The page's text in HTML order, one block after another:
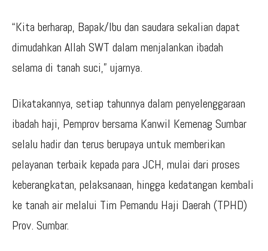
“Kita berharap, Bapak/Ibu dan saudara sekalian dapat
dimudahkan Allah SWT dalam menjalankan ibadah
selama di tanah suci,” ujarnya.
Dikatakannya, setiap tahunnya dalam penyelenggaraan
ibadah haji, Pemprov bersama Kanwil Kemenag Sumbar
selalu hadir dan terus berupaya untuk memberikan
pelayanan terbaik kepada para JCH, mulai dari proses
keberangkatan, pelaksanaan, hingga kedatangan kembali
ke tanah air melalui Tim Pemandu Haji Daerah (TPHD)
Prov. Sumbar.